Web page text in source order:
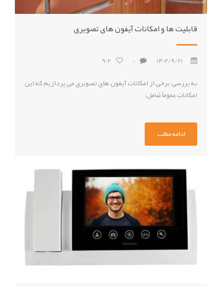
قابلیت ها و امکانات آیفون های تصویری
1402/9/21
به بررسی برخی از امکانات آیفون های تصویری می پردازیم که این
امکانات عموماً شامل:
ادامه مطلب